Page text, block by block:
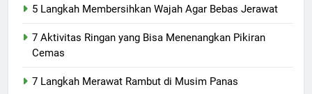
5 Langkah Membersihkan Wajah Agar Bebas Jerawat
7 Aktivitas Ringan yang Bisa Menenangkan Pikiran
Cemas
7 Langkah Merawat Rambut di Musim Panas